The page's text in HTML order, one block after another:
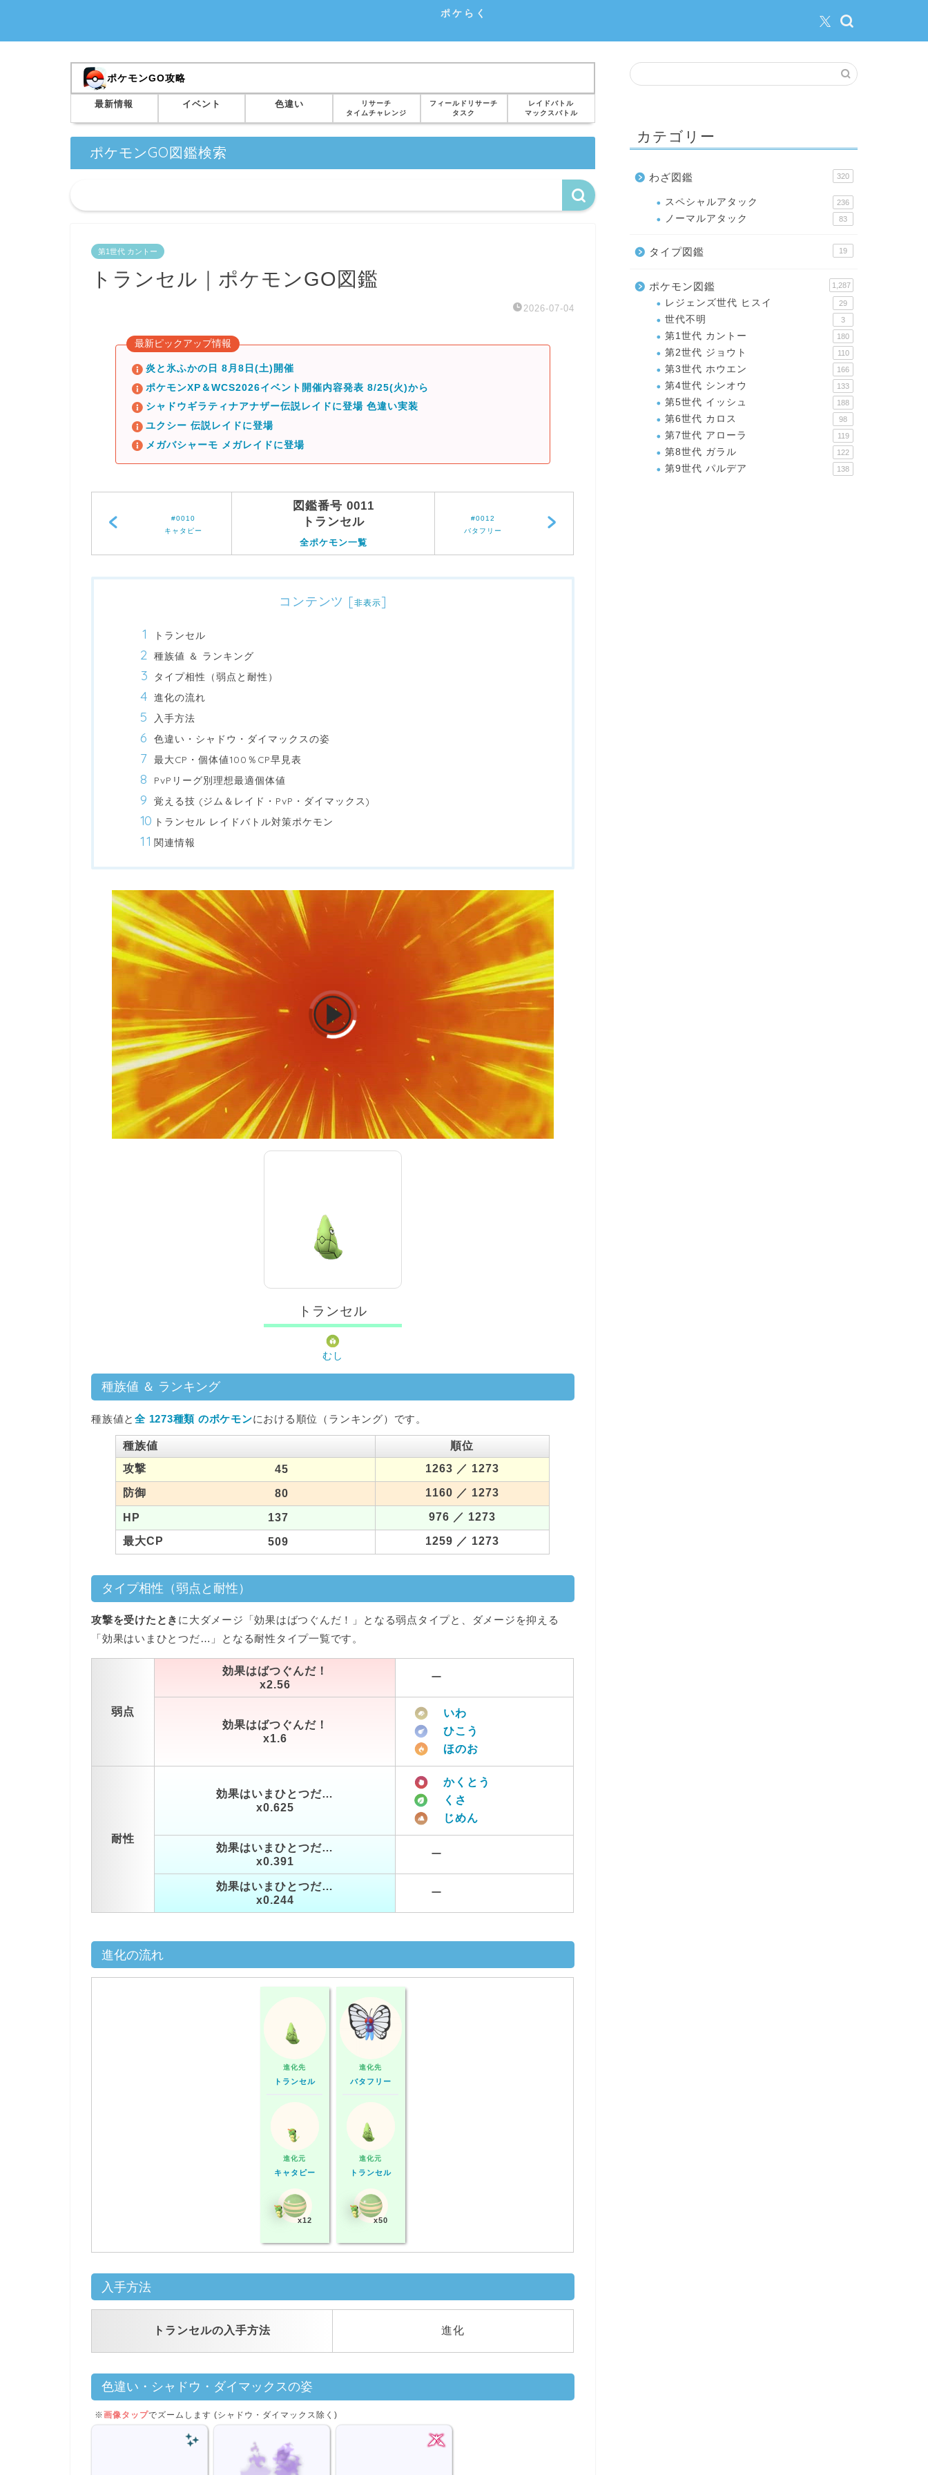
ポケらく
ポケモンGO攻略
最新情報 イベント 色違い
リサーチ
タイムチャレンジ
フィールドリサーチ
タスク
レイドバトル
マックスバトル
ポケモンGO図鑑検索
第1世代 カントー
トランセル｜ポケモンGO図鑑
2026-07-04
最新ピックアップ情報
炎と氷ふかの日 8月8日(土)開催
ポケモンXP＆WCS2026イベント開催内容発表 8/25(火)から
シャドウギラティナアナザー伝説レイドに登場 色違い実装
ユクシー 伝説レイドに登場
メガバシャーモ メガレイドに登場
#0010
キャタピー
図鑑番号 0011
トランセル
全ポケモン一覧
#0012
バタフリー
コンテンツ [非表示]
トランセル
種族値 ＆ ランキング
タイプ相性（弱点と耐性）
進化の流れ
入手方法
色違い・シャドウ・ダイマックスの姿
最大CP・個体値100％CP早見表
PvPリーグ別理想最適個体値
覚える技 (ジム＆レイド・PvP・ダイマックス)
トランセル レイドバトル対策ポケモン
関連情報
00:00/ [ TRUVID ] POKEMON
トランセル
むし
種族値 ＆ ランキング
種族値と全 1273種類 のポケモンにおける順位（ランキング）です。
種族値
順位
攻撃
45 1263 ／ 1273
防御 80 1160 ／ 1273
HP 137 976 ／ 1273
最大CP 509 1259 ／ 1273
タイプ相性（弱点と耐性）
攻撃を受けたとき に大ダメージ「効果はばつぐんだ！」となる弱点タイプと、ダメージを抑える
「効果はいまひとつだ…」となる耐性タイプ一覧です。
弱点
効果はばつぐんだ！
x2.56
ー
効果はばつぐんだ！
x1.6
いわ
ひこう
ほのお
耐性
効果はいまひとつだ…
x0.625
かくとう
くさ
じめん
効果はいまひとつだ…
x0.391
ー
効果はいまひとつだ…
x0.244
ー
進化の流れ
進化先
トランセル
進化元
キャタピー
x12
進化先
バタフリー
進化元
トランセル
x50
入手方法
トランセルの入手方法 進化
色違い・シャドウ・ダイマックスの姿
※画像タップでズームします (シャドウ・ダイマックス除く)
カテゴリー
わざ図鑑 320
スペシャルアタック 236
ノーマルアタック 83
タイプ図鑑 19
ポケモン図鑑 1,287
レジェンズ世代 ヒスイ 29
世代不明 3
第1世代 カントー 180
第2世代 ジョウト 110
第3世代 ホウエン 166
第4世代 シンオウ 133
第5世代 イッシュ 188
第6世代 カロス 98
第7世代 アローラ 119
第8世代 ガラル 122
第9世代 パルデア 138